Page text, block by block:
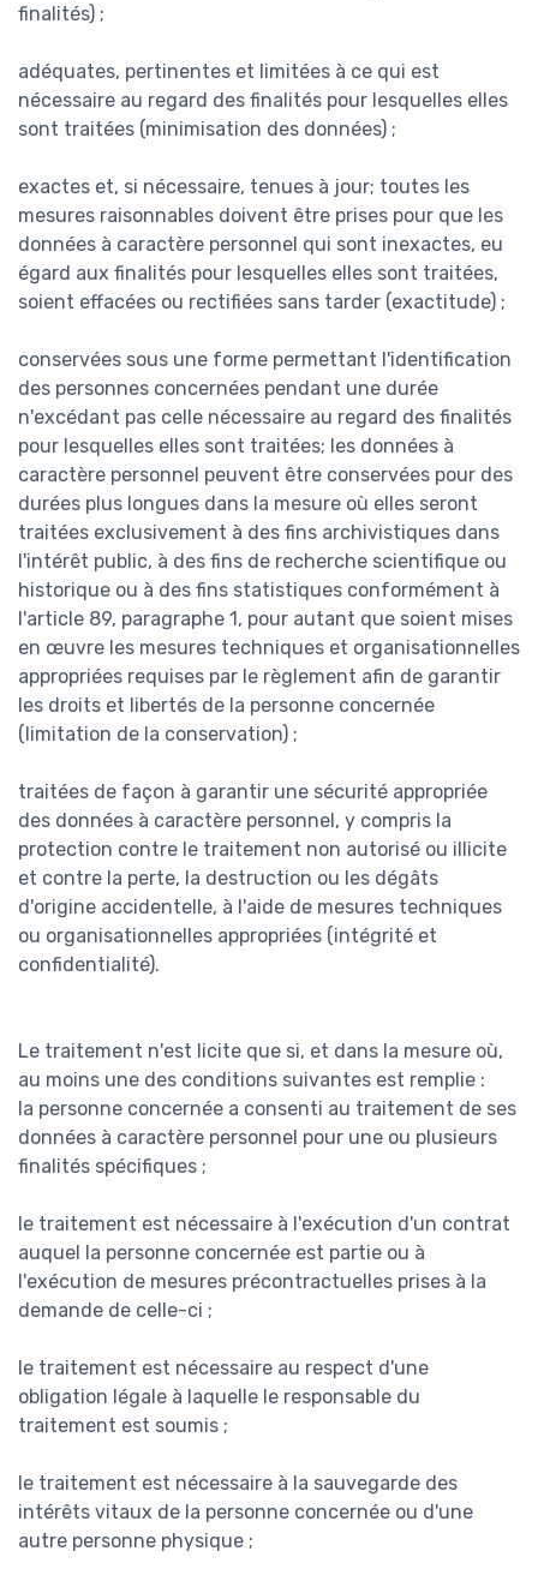
finalités) ;
adéquates, pertinentes et limitées à ce qui est
nécessaire au regard des finalités pour lesquelles elles
sont traitées (minimisation des données) ;
exactes et, si nécessaire, tenues à jour; toutes les
mesures raisonnables doivent être prises pour que les
données à caractère personnel qui sont inexactes, eu
égard aux finalités pour lesquelles elles sont traitées,
soient effacées ou rectifiées sans tarder (exactitude) ;
conservées sous une forme permettant l'identification
des personnes concernées pendant une durée
n'excédant pas celle nécessaire au regard des finalités
pour lesquelles elles sont traitées; les données à
caractère personnel peuvent être conservées pour des
durées plus longues dans la mesure où elles seront
traitées exclusivement à des fins archivistiques dans
l'intérêt public, à des fins de recherche scientifique ou
historique ou à des fins statistiques conformément à
l'article 89, paragraphe 1, pour autant que soient mises
en œuvre les mesures techniques et organisationnelles
appropriées requises par le règlement afin de garantir
les droits et libertés de la personne concernée
(limitation de la conservation) ;
traitées de façon à garantir une sécurité appropriée
des données à caractère personnel, y compris la
protection contre le traitement non autorisé ou illicite
et contre la perte, la destruction ou les dégâts
d'origine accidentelle, à l'aide de mesures techniques
ou organisationnelles appropriées (intégrité et
confidentialité).
Le traitement n'est licite que si, et dans la mesure où,
au moins une des conditions suivantes est remplie :
la personne concernée a consenti au traitement de ses
données à caractère personnel pour une ou plusieurs
finalités spécifiques ;
le traitement est nécessaire à l'exécution d'un contrat
auquel la personne concernée est partie ou à
l'exécution de mesures précontractuelles prises à la
demande de celle-ci ;
le traitement est nécessaire au respect d'une
obligation légale à laquelle le responsable du
traitement est soumis ;
le traitement est nécessaire à la sauvegarde des
intérêts vitaux de la personne concernée ou d'une
autre personne physique ;